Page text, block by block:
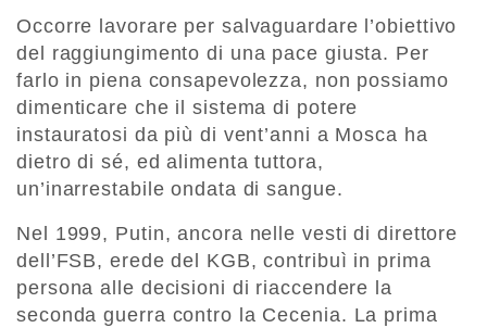
Occorre lavorare per salvaguardare l’obiettivo
del raggiungimento di una pace giusta. Per
farlo in piena consapevolezza, non possiamo
dimenticare che il sistema di potere
instauratosi da più di vent’anni a Mosca ha
dietro di sé, ed alimenta tuttora,
un’inarrestabile ondata di sangue.
Nel 1999, Putin, ancora nelle vesti di direttore
dell’FSB, erede del KGB, contribuì in prima
persona alle decisioni di riaccendere la
seconda guerra contro la Cecenia. La prima